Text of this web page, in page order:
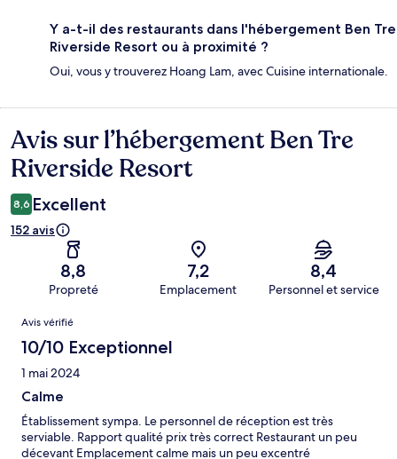
Y a-t-il des restaurants dans l'hébergement Ben Tre
Riverside Resort ou à proximité ?
Oui, vous y trouverez Hoang Lam, avec Cuisine internationale.
Avis
Avis sur l’hébergement Ben Tre
Riverside Resort
8,6 Excellent
152 avis
8,8
Propreté
7,2
Emplacement
8,4
Personnel et service
Avis
Avis vérifié
10/10 Exceptionnel
1 mai 2024
Calme
Établissement sympa. Le personnel de réception est très
serviable. Rapport qualité prix très correct Restaurant un peu
décevant Emplacement calme mais un peu excentré